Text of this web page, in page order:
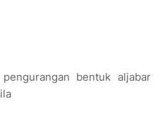
bentuk aljabar